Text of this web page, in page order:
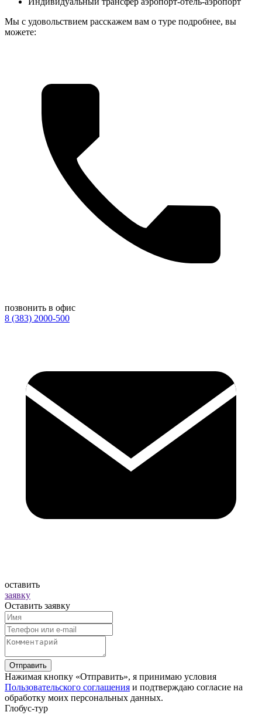
Мы с удовольствием расскажем вам о туре подробнее, вы
можете:
позвонить в офис
8 (383) 2000-500
оставить
заявку
Оставить заявку
Отправить
Нажимая кнопку «Отправить», я принимаю условия
Пользовательского соглашения и подтверждаю согласие на
обработку моих персональных данных.
Глобус-тур